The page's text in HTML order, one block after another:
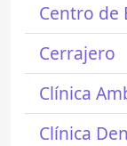
Centro de
Cerrajero
Clínica
Clínica